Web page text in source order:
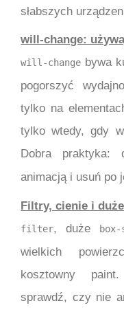
słabszych
will-change:
will-change bywa
pogorszyć
tylko na
tylko wtedy, gdy
Dobra praktyka:
animacją i usuń po
Filtry, cienie i
filter, duże box-
wielkich
kosztowny
sprawdź, czy nie